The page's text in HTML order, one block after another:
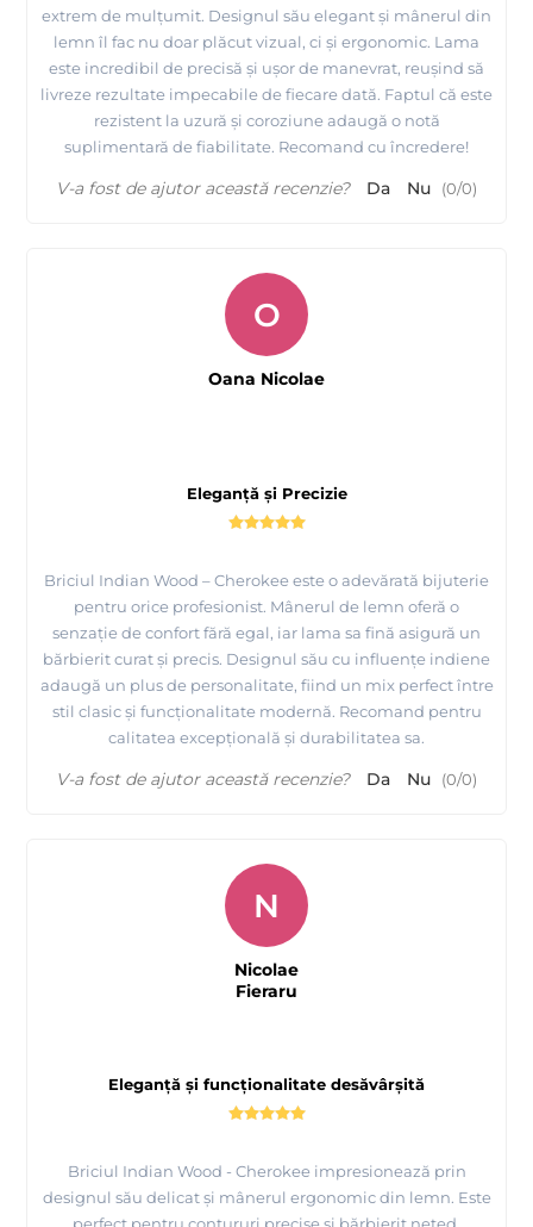
extrem de mulțumit. Designul său elegant și mânerul din
lemn îl fac nu doar plăcut vizual, ci și ergonomic. Lama
este incredibil de precisă și ușor de manevrat, reușind să
livreze rezultate impecabile de fiecare dată. Faptul că este
rezistent la uzură și coroziune adaugă o notă
suplimentară de fiabilitate. Recomand cu încredere!
V-a fost de ajutor această recenzie? Da Nu (0/0)
Eleganță și Precizie
Briciul Indian Wood – Cherokee este o adevărată bijuterie
pentru orice profesionist. Mânerul de lemn oferă o
senzație de confort fără egal, iar lama sa fină asigură un
bărbierit curat și precis. Designul său cu influențe indiene
adaugă un plus de personalitate, fiind un mix perfect între
stil clasic și funcționalitate modernă. Recomand pentru
calitatea excepțională și durabilitatea sa.
O
Oana Nicolae
V-a fost de ajutor această recenzie? Da Nu (0/0)
Eleganță și funcționalitate desăvârșită
Briciul Indian Wood - Cherokee impresionează prin
designul său delicat și mânerul ergonomic din lemn. Este
perfect pentru contururi precise și bărbierit neted,
N
Nicolae
Fieraru